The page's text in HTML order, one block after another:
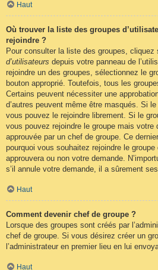
Haut
Où trouver la liste des groupes
rejoindre ?
Pour consulter la liste des groupes, cliquez
d’utilisateurs depuis votre panneau de
rejoindre un des groupes, sélectionnez le
bouton approprié. Toutefois, tous les
Certains peuvent nécessiter une
d’autres peuvent même être masqués. Si
vous pouvez le rejoindre librement. Si le
vous pouvez rejoindre le groupe mais votre
approuvée par un chef de groupe. Ce
pourquoi vous souhaitez rejoindre le groupe
approuvera ou non votre demande.
s’il annule votre demande, il a sûrement
Haut
Comment devenir chef de groupe ?
Lorsque des groupes sont créés par
chef de groupe. Si vous désirez créer un
l’administrateur en premier lieu en lui
Haut